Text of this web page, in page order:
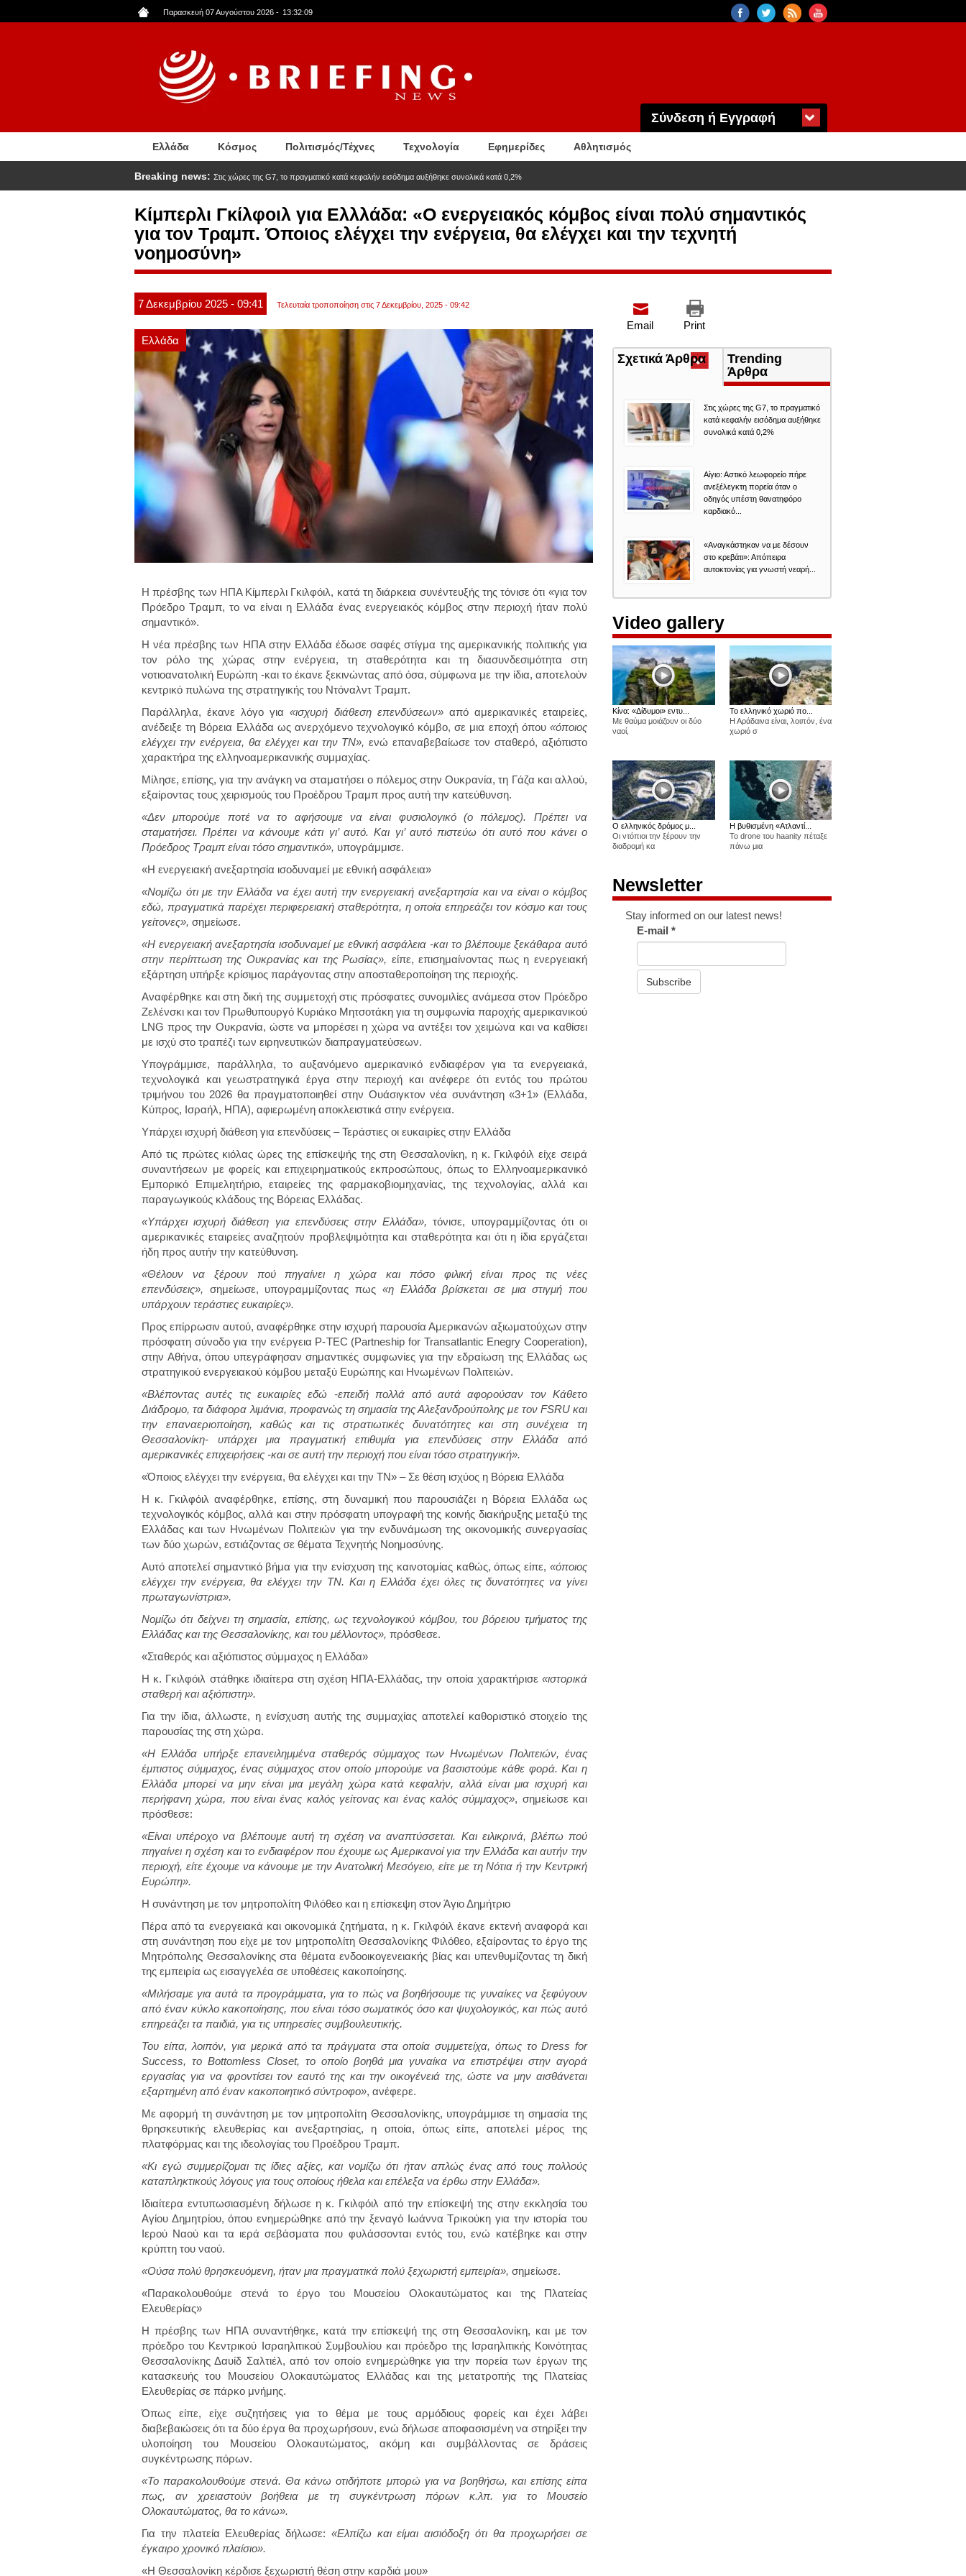
προς
Παρασκευή 07 Αυγούστου 2026 - 13:32:10
Σύνδεση ή Εγγραφή
Ελλάδα Κόσμος Πολιτισμός/Τέχνες Τεχνολογία Εφημερίδες Αθλητισμός
Breaking news: Στις χώρες της G7, το πραγματικό κατά κεφαλήν εισόδημα αυξήθηκε συνολικά κατά 0,2%
Κίμπερλι Γκίλφοιλ για Ελλλάδα: «Ο ενεργειακός κόμβος είναι πολύ σημαντικός
για τον Τραμπ. Όποιος ελέγχει την ενέργεια, θα ελέγχει και την τεχνητή
νοημοσύνη»
7Δεκεμβρίου 2025 - 09:41 Τελευταία τροποποίηση στις 7 Δεκεμβρίου, 2025 - 09:42
Ελλάδα
Η πρέσβης των ΗΠΑ Κίμπερλι Γκιλφόιλ, κατά τη διάρκεια συνέντευξής της τόνισε ότι «για τον
Πρόεδρο Τραμπ, το να είναι η Ελλάδα ένας ενεργειακός κόμβος στην περιοχή ήταν πολύ
σημαντικό».
Η νέα πρέσβης των ΗΠΑ στην Ελλάδα έδωσε σαφές στίγμα της αμερικανικής πολιτικής για
τον ρόλο της χώρας στην ενέργεια, τη σταθερότητα και τη διασυνδεσιμότητα στη
νοτιοανατολική Ευρώπη -και το έκανε ξεκινώντας από όσα, σύμφωνα με την ίδια, αποτελούν
κεντρικό πυλώνα της στρατηγικής του Ντόναλντ Τραμπ.
Παράλληλα, έκανε λόγο για«ισχυρή διάθεση επενδύσεων»από αμερικανικές εταιρείες,
ανέδειξε τη Βόρεια Ελλάδα ως ανερχόμενο τεχνολογικό κόμβο, σε μια εποχή όπου«όποιος
ελέγχει την ενέργεια, θα ελέγχει και την ΤΝ», ενώ επαναβεβαίωσε τον σταθερό, αξιόπιστο
χαρακτήρα της ελληνοαμερικανικής συμμαχίας.
Μίλησε, επίσης, για την ανάγκη να σταματήσει ο πόλεμος στην Ουκρανία, τη Γάζα και αλλού,
εξαίροντας τους χειρισμούς του Προέδρου Τραμπ προς αυτή την κατεύθυνση.
«Δεν μπορούμε ποτέ να το αφήσουμε να είναι φυσιολογικό (ο πόλεμος). Πρέπει να
σταματήσει. Πρέπει να κάνουμε κάτι γι’ αυτό. Και γι’ αυτό πιστεύω ότι αυτό που κάνει ο
Πρόεδρος Τραμπ είναι τόσο σημαντικό», υπογράμμισε.
«Η ενεργειακή ανεξαρτησία ισοδυναμεί με εθνική ασφάλεια»
«Νομίζω ότι με την Ελλάδα να έχει αυτή την ενεργειακή ανεξαρτησία και να είναι ο κόμβος
εδώ, πραγματικά παρέχει περιφερειακή σταθερότητα, η οποία επηρεάζει τον κόσμο και τους
γείτονες», σημείωσε.
«Η ενεργειακή ανεξαρτησία ισοδυναμεί με εθνική ασφάλεια -και το βλέπουμε ξεκάθαρα αυτό
στην περίπτωση της Ουκρανίας και της Ρωσίας», είπε, επισημαίνοντας πως η ενεργειακή
εξάρτηση υπήρξε κρίσιμος παράγοντας στην αποσταθεροποίηση της περιοχής.
Αναφέρθηκε και στη δική της συμμετοχή στις πρόσφατες συνομιλίες ανάμεσα στον Πρόεδρο
Ζελένσκι και τον Πρωθυπουργό Κυριάκο Μητσοτάκη για τη συμφωνία παροχής αμερικανικού
LNG προς την Ουκρανία, ώστε να μπορέσει η χώρα να αντέξει τον χειμώνα και να καθίσει
με ισχύ στο τραπέζι των ειρηνευτικών διαπραγματεύσεων.
Υπογράμμισε, παράλληλα, το αυξανόμενο αμερικανικό ενδιαφέρον για τα ενεργειακά,
τεχνολογικά και γεωστρατηγικά έργα στην περιοχή και ανέφερε ότι εντός του πρώτου
τριμήνου του 2026 θα πραγματοποιηθεί στην Ουάσιγκτον νέα συνάντηση «3+1» (Ελλάδα,
Κύπρος, Ισραήλ, ΗΠΑ), αφιερωμένη αποκλειστικά στην ενέργεια.
Υπάρχει ισχυρή διάθεση για επενδύσεις – Τεράστιες οι ευκαιρίες στην Ελλάδα
Από τις πρώτες κιόλας ώρες της επίσκεψής της στη Θεσσαλονίκη, η κ. Γκιλφόιλ είχε σειρά
συναντήσεων με φορείς και επιχειρηματικούς εκπροσώπους, όπως το Ελληνοαμερικανικό
Εμπορικό Επιμελητήριο, εταιρείες της φαρμακοβιομηχανίας, της τεχνολογίας, αλλά και
παραγωγικούς κλάδους της Βόρειας Ελλάδας.
«Υπάρχει ισχυρή διάθεση για επενδύσεις στην Ελλάδα», τόνισε, υπογραμμίζοντας ότι οι
αμερικανικές εταιρείες αναζητούν προβλεψιμότητα και σταθερότητα και ότι η ίδια εργάζεται
ήδη προς αυτήν την κατεύθυνση.
«Θέλουν να ξέρουν πού πηγαίνει η χώρα και πόσο φιλική είναι προς τις νέες
επενδύσεις», σημείωσε, υπογραμμίζοντας πως «η Ελλάδα βρίσκεται σε μια στιγμή που
υπάρχουν τεράστιες ευκαιρίες».
Προς επίρρωσιν αυτού, αναφέρθηκε στην ισχυρή παρουσία Αμερικανών αξιωματούχων στην
πρόσφατη σύνοδο για την ενέργεια P-TEC (Partneship for Transatlantic Enegry Cooperation),
στην Αθήνα, όπου υπεγράφησαν σημαντικές συμφωνίες για την εδραίωση της Ελλάδας ως
στρατηγικού ενεργειακού κόμβου μεταξύ Ευρώπης και Ηνωμένων Πολιτειών.
«Βλέποντας αυτές τις ευκαιρίες εδώ -επειδή πολλά από αυτά αφορούσαν τον Κάθετο
Διάδρομο, τα διάφορα λιμάνια, προφανώς τη σημασία της Αλεξανδρούπολης με τον FSRU και
την επαναεριοποίηση, καθώς και τις στρατιωτικές δυνατότητες και στη συνέχεια τη
Θεσσαλονίκη- υπάρχει μια πραγματική επιθυμία για επενδύσεις στην Ελλάδα από
αμερικανικές επιχειρήσεις -και σε αυτή την περιοχή που είναι τόσο στρατηγική».
«Όποιος ελέγχει την ενέργεια, θα ελέγχει και την ΤΝ» – Σε θέση ισχύος η Βόρεια Ελλάδα
Η κ. Γκιλφόιλ αναφέρθηκε, επίσης, στη δυναμική που παρουσιάζει η Βόρεια Ελλάδα ως
τεχνολογικός κόμβος, αλλά και στην πρόσφατη υπογραφή της κοινής διακήρυξης μεταξύ της
Ελλάδας και των Ηνωμένων Πολιτειών για την ενδυνάμωση της οικονομικής συνεργασίας
των δύο χωρών, εστιάζοντας σε θέματα Τεχνητής Νοημοσύνης.
Αυτό αποτελεί σημαντικό βήμα για την ενίσχυση της καινοτομίας καθώς, όπως είπε, «όποιος
ελέγχει την ενέργεια, θα ελέγχει την ΤΝ. Και η Ελλάδα έχει όλες τις δυνατότητες να γίνει
πρωταγωνίστρια».
Νομίζω ότι δείχνει τη σημασία, επίσης, ως τεχνολογικού κόμβου, του βόρειου τμήματος της
Ελλάδας και της Θεσσαλονίκης, και του μέλλοντος», πρόσθεσε.
«Σταθερός και αξιόπιστος σύμμαχος η Ελλάδα»
Η κ. Γκιλφόιλ στάθηκε ιδιαίτερα στη σχέση ΗΠΑ-Ελλάδας, την οποία χαρακτήρισε «ιστορικά
σταθερή και αξιόπιστη».
Για την ίδια, άλλωστε, η ενίσχυση αυτής της συμμαχίας αποτελεί καθοριστικό στοιχείο της
παρουσίας της στη χώρα.
«Η Ελλάδα υπήρξε επανειλημμένα σταθερός σύμμαχος των Ηνωμένων Πολιτειών, ένας
έμπιστος σύμμαχος, ένας σύμμαχος στον οποίο μπορούμε να βασιστούμε κάθε φορά. Και η
Ελλάδα μπορεί να μην είναι μια μεγάλη χώρα κατά κεφαλήν, αλλά είναι μια ισχυρή και
περήφανη χώρα, που είναι ένας καλός γείτονας και ένας καλός σύμμαχος», σημείωσε και
πρόσθεσε:
«Είναι υπέροχο να βλέπουμε αυτή τη σχέση να αναπτύσσεται. Και ειλικρινά, βλέπω πού
πηγαίνει η σχέση και το ενδιαφέρον που έχουμε ως Αμερικανοί για την Ελλάδα και αυτήν την
περιοχή, είτε έχουμε να κάνουμε με την Ανατολική Μεσόγειο, είτε με τη Νότια ή την Κεντρική
Ευρώπη».
Η συνάντηση με τον μητροπολίτη Φιλόθεο και η επίσκεψη στον Άγιο Δημήτριο
Πέρα από τα ενεργειακά και οικονομικά ζητήματα, η κ. Γκιλφόιλ έκανε εκτενή αναφορά και
στη συνάντηση που είχε με τον μητροπολίτη Θεσσαλονίκης Φιλόθεο, εξαίροντας το έργο της
Μητρόπολης Θεσσαλονίκης στα θέματα ενδοοικογενειακής βίας και υπενθυμίζοντας τη δική
της εμπειρία ως εισαγγελέα σε υποθέσεις κακοποίησης.
«Μιλήσαμε για αυτά τα προγράμματα, για το πώς να βοηθήσουμε τις γυναίκες να ξεφύγουν
από έναν κύκλο κακοποίησης, που είναι τόσο σωματικός όσο και ψυχολογικός, και πώς αυτό
επηρεάζει τα παιδιά, για τις υπηρεσίες συμβουλευτικής.
Του είπα, λοιπόν, για μερικά από τα πράγματα στα οποία συμμετείχα, όπως το Dress for
Success, το Bottomless Closet, το οποίο βοηθά μια γυναίκα να επιστρέψει στην αγορά
εργασίας για να φροντίσει τον εαυτό της και την οικογένειά της, ώστε να μην αισθάνεται
εξαρτημένη από έναν κακοποιητικό σύντροφο», ανέφερε.
Με αφορμή τη συνάντηση με τον μητροπολίτη Θεσσαλονίκης, υπογράμμισε τη σημασία της
θρησκευτικής ελευθερίας και ανεξαρτησίας, η οποία, όπως είπε, αποτελεί μέρος της
πλατφόρμας και της ιδεολογίας του Προέδρου Τραμπ.
«Κι εγώ συμμερίζομαι τις ίδιες αξίες, και νομίζω ότι ήταν απλώς ένας από τους πολλούς
καταπληκτικούς λόγους για τους οποίους ήθελα και επέλεξα να έρθω στην Ελλάδα».
Ιδιαίτερα εντυπωσιασμένη δήλωσε η κ. Γκιλφόιλ από την επίσκεψή της στην εκκλησία του
Αγίου Δημητρίου, όπου ενημερώθηκε από την ξεναγό Ιωάννα Τρικούκη για την ιστορία του
Ιερού Ναού και τα ιερά σεβάσματα που φυλάσσονται εντός του, ενώ κατέβηκε και στην
κρύπτη του ναού.
«Ούσα πολύ θρησκευόμενη, ήταν μια πραγματικά πολύ ξεχωριστή εμπειρία», σημείωσε.
«Παρακολουθούμε στενά το έργο του Μουσείου Ολοκαυτώματος και της Πλατείας
Ελευθερίας»
Η πρέσβης των ΗΠΑ συναντήθηκε, κατά την επίσκεψή της στη Θεσσαλονίκη, και με τον
πρόεδρο του Κεντρικού Ισραηλιτικού Συμβουλίου και πρόεδρο της Ισραηλιτικής Κοινότητας
Θεσσαλονίκης Δαυίδ Σαλτιέλ, από τον οποίο ενημερώθηκε για την πορεία των έργων της
κατασκευής του Μουσείου Ολοκαυτώματος Ελλάδας και της μετατροπής της Πλατείας
Ελευθερίας σε πάρκο μνήμης.
Όπως είπε, είχε συζητήσεις για το θέμα με τους αρμόδιους φορείς και έχει λάβει
διαβεβαιώσεις ότι τα δύο έργα θα προχωρήσουν, ενώ δήλωσε αποφασισμένη να στηρίξει την
υλοποίηση του Μουσείου Ολοκαυτώματος, ακόμη και συμβάλλοντας σε δράσεις
συγκέντρωσης πόρων.
«Το παρακολουθούμε στενά. Θα κάνω οτιδήποτε μπορώ για να βοηθήσω, και επίσης είπα
πως, αν χρειαστούν βοήθεια με τη συγκέντρωση πόρων κ.λπ. για το Μουσείο
Ολοκαυτώματος, θα το κάνω».
Για την πλατεία Ελευθερίας δήλωσε: «Ελπίζω και είμαι αισιόδοξη ότι θα προχωρήσει σε
έγκαιρο χρονικό πλαίσιο».
«Η Θεσσαλονίκη κέρδισε ξεχωριστή θέση στην καρδιά μου»
Print
Email
Σχετικά Άρθρα (ενεργή
καρτέλα)
Trending
Άρθρα
Στις χώρες της G7, το πραγματικό
κατά κεφαλήν εισόδημα αυξήθηκε
συνολικά κατά 0,2%
Αίγιο: Αστικό λεωφορείο πήρε
ανεξέλεγκτη πορεία όταν ο
οδηγός υπέστη θανατηφόρο
καρδιακό...
«Αναγκάστηκαν να με δέσουν
στο κρεβάτι»: Απόπειρα
αυτοκτονίας για γνωστή νεαρή...
Video gallery
Κίνα: «Δίδυμοι» εντυ...
Με θαύμα μοιάζουν οι δύο
ναοί,
Το ελληνικό χωριό πο...
Η Αράδαινα είναι, λοιπόν, ένα
χωριό σ
Ο ελληνικός δρόμος μ...
Οι ντόπιοι την ξέρουν την
διαδρομή κα
Η βυθισμένη «Ατλαντί...
Το drone του haanity πέταξε
πάνω μια
Newsletter
Stay informed on our latest news!
E-mail*
Subscribe